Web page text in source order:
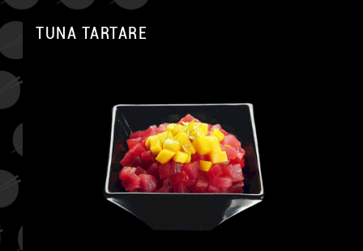
TUNA TARTARE